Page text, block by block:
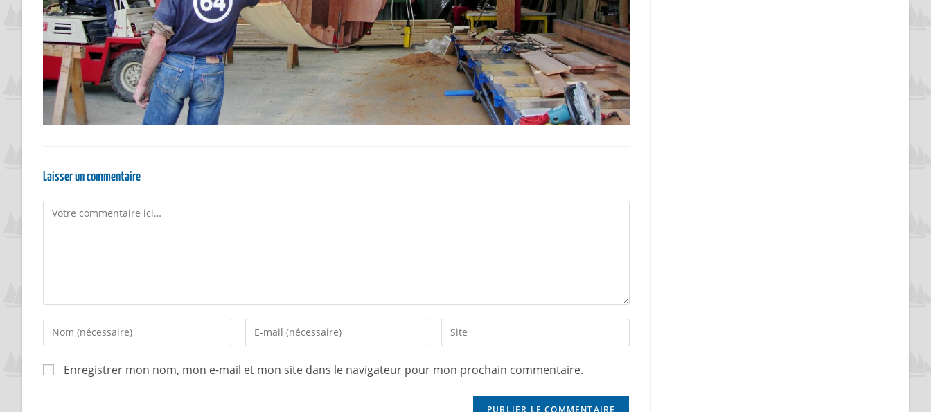
Laisser un commentaire
Enregistrer mon nom, mon e-mail et mon site dans le navigateur pour mon prochain commentaire.